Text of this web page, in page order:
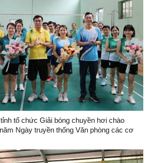
tổ chức Giải bóng chuyền hơi chào
Ngày truyền thống Văn phòng các cơ